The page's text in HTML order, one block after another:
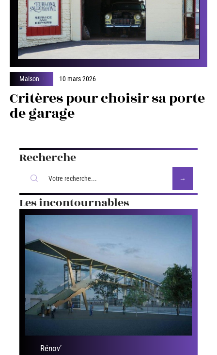
Maison 10 mars 2026
Critères pour choisir sa porte
de garage
Recherche
Les incontournables
Rénov’